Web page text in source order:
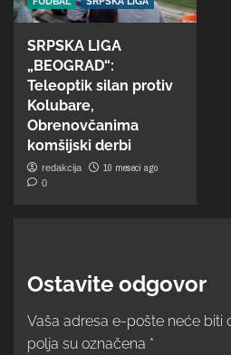
SRPSKA LIGA
„BEOGRAD“:
Teleoptik silan protiv
Kolubare,
Obrenovčanima
komšijski derbi
redakcija 10 meseci ago
0
Ostavite odgovor
Vaša adresa e-pošte neće biti
polja su označena *